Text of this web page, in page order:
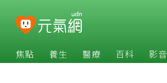
焦點 養生 醫療 百科 影音